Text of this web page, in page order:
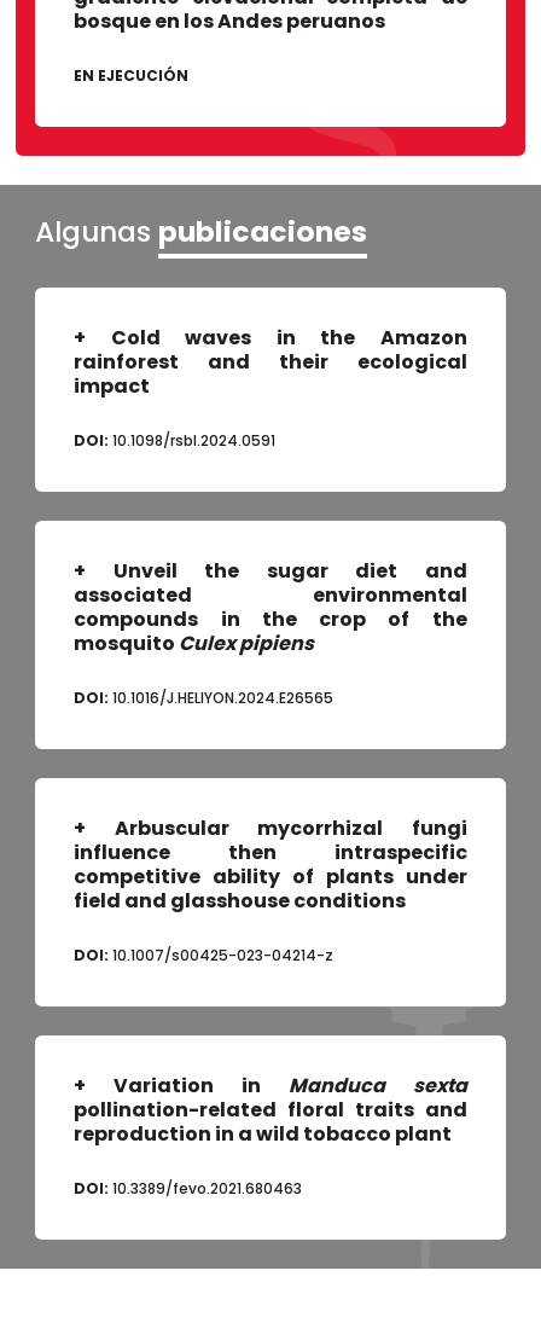
bosque en los Andes peruanos
EN EJECUCIÓN
Algunas publicaciones
+ Cold waves in the Amazon
rainforest and their ecological
impact
DOI:10.1098/rsbl.2024.0591
+ Unveil the sugar diet and
associated environmental
compounds in the crop of the
mosquito Culex pipiens
DOI:10.1016/J.HELIYON.2024.E26565
+ Arbuscular mycorrhizal fungi
influence then intraspecific
competitive ability of plants under
field and glasshouse conditions
DOI:10.1007/s00425-023-04214-z
+ Variation in Manduca sexta
pollination-related floral traits and
reproduction in a wild tobacco plant
DOI:10.3389/fevo.2021.680463